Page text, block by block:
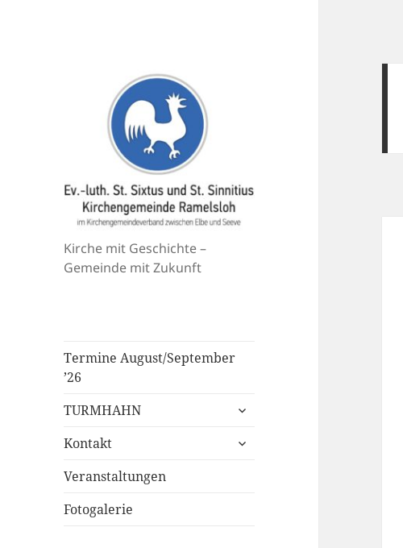
Kirche mit Geschichte –
Gemeinde mit Zukunft
Termine August/September
’26
TURMHAHN
untermenü
Kontakt
untermenü
Veranstaltungen
Fotogalerie